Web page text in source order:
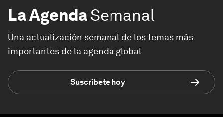
La AgendaSemanal
Una actualización semanal de los temas más
importantes de la agenda global
Suscríbete hoy